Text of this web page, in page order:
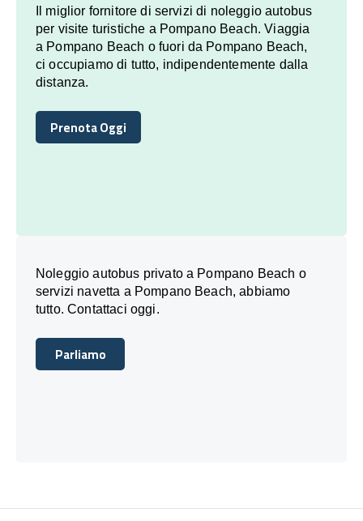
Il miglior fornitore di servizi di noleggio autobus
per visite turistiche a Pompano Beach. Viaggia
a Pompano Beach o fuori da Pompano Beach,
ci occupiamo di tutto, indipendentemente dalla
distanza.
Prenota Oggi
Prenota Oggi
Noleggio autobus privato a Pompano Beach o
servizi navetta a Pompano Beach, abbiamo
tutto. Contattaci oggi.
Parliamo
Parliamo